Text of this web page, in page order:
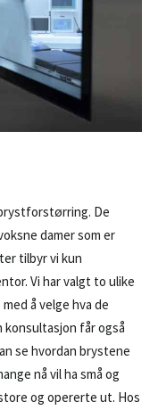
De
damer som er
tilbyr vi kun
Vi har valgt to ulike
å velge hva de
konsultasjon får også
se hvordan brystene
nå vil ha små og
og opererte ut. Hos